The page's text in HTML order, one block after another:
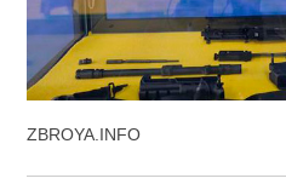
ZBROYA.INFO